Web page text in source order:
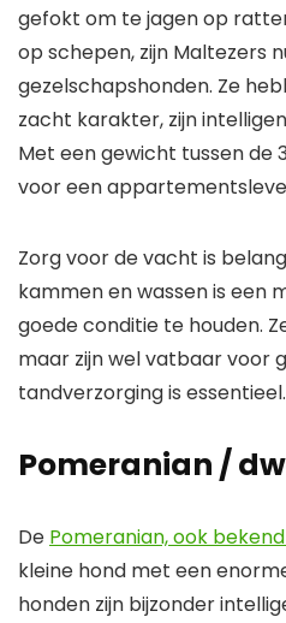
gefokt om te jagen op
op schepen, zijn Maltezers
gezelschapshonden. Ze
zacht karakter, zijn
Met een gewicht tussen de
voor een
Zorg voor de vacht is
kammen en wassen is een
goede conditie te houden.
maar zijn wel vatbaar voor
tandverzorging is essentieel.
Pomeranian /
De Pomeranian, ook
kleine hond met een
honden zijn bijzonder